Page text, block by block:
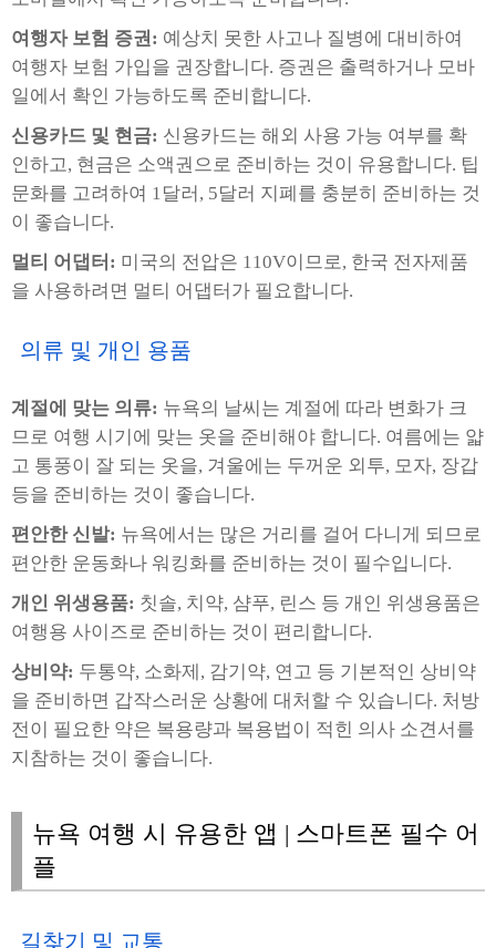
여행자 보험 증권: 예상치 못한 사고나 질병에 대비하여
여행자 보험 가입을 권장합니다. 증권은 출력하거나 모바
일에서 확인 가능하도록 준비합니다.
신용카드 및 현금: 신용카드는 해외 사용 가능 여부를 확
인하고, 현금은 소액권으로 준비하는 것이 유용합니다. 팁
문화를 고려하여 1달러, 5달러 지폐를 충분히 준비하는 것
이 좋습니다.
멀티 어댑터: 미국의 전압은 110V이므로, 한국 전자제품
을 사용하려면 멀티 어댑터가 필요합니다.
의류 및 개인 용품
계절에 맞는 의류: 뉴욕의 날씨는 계절에 따라 변화가 크
므로 여행 시기에 맞는 옷을 준비해야 합니다. 여름에는 얇
고 통풍이 잘 되는 옷을, 겨울에는 두꺼운 외투, 모자, 장갑
등을 준비하는 것이 좋습니다.
편안한 신발: 뉴욕에서는 많은 거리를 걸어 다니게 되므로
편안한 운동화나 워킹화를 준비하는 것이 필수입니다.
개인 위생용품: 칫솔, 치약, 샴푸, 린스 등 개인 위생용품은
여행용 사이즈로 준비하는 것이 편리합니다.
상비약: 두통약, 소화제, 감기약, 연고 등 기본적인 상비약
을 준비하면 갑작스러운 상황에 대처할 수 있습니다. 처방
전이 필요한 약은 복용량과 복용법이 적힌 의사 소견서를
지참하는 것이 좋습니다.
뉴욕 여행 시 유용한 앱 | 스마트폰 필수 어
플
길찾기 및 교통